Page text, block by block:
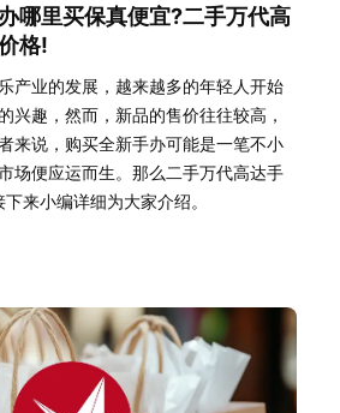
哪里买保真便宜?二手万代高
格!
产业的发展，越来越多的年轻人开始
兴趣，然而，新品的售价往往较高，
来说，购买全新手办可能是一笔不小
场便应运而生。那么二手万代高达手
来小编详细为大家介绍。